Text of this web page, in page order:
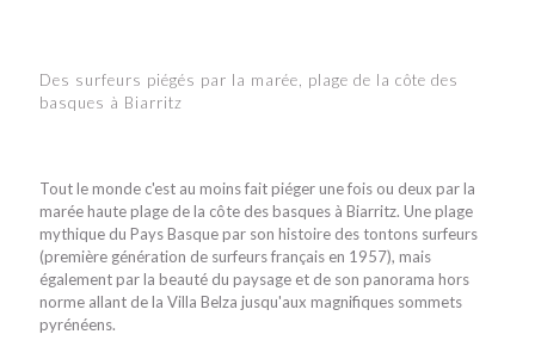
Des surfeurs piégés par la marée, plage de la côte des
basques à Biarritz
Tout le monde c'est au moins fait piéger une fois ou deux par la
marée haute plage de la côte des basques à Biarritz. Une plage
mythique du Pays Basque par son histoire des tontons surfeurs
(première génération de surfeurs français en 1957), mais
également par la beauté du paysage et de son panorama hors
norme allant de la Villa Belza jusqu'aux magnifiques sommets
pyrénéens.